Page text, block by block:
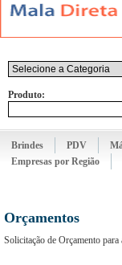
Produto:
Brindes PDV
Empresas por Região
Orçamentos
Solicitação de Orçamento para